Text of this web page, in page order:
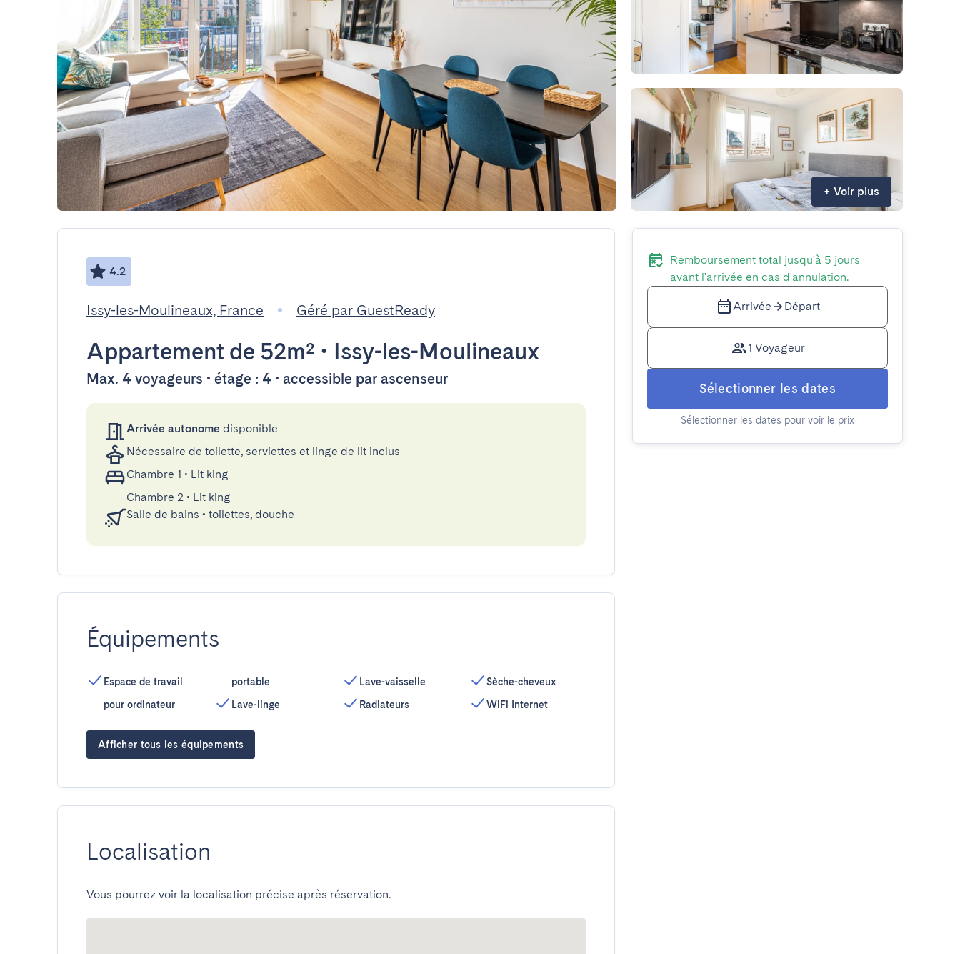
+ Voir plus
4.2
Issy-les-Moulineaux, France Géré par GuestReady
Appartement de 52m² • Issy-les-Moulineaux
Max. 4 voyageurs • étage : 4 • accessible par ascenseur
Arrivée autonome disponible
Nécessaire de toilette, serviettes et linge de lit inclus
Chambre 1 • Lit king
Chambre 2 • Lit king
Salle de bains • toilettes, douche
Équipements
Espace de travail
pour ordinateur
portable
Lave-linge
Lave-vaisselle
Radiateurs
Sèche-cheveux
WiFi Internet
Afficher tous les équipements
Localisation
Vous pourrez voir la localisation précise après réservation.
Remboursement total jusqu'à 5 jours
avant l'arrivée en cas d'annulation.
Arrivée Départ
1 Voyageur
Sélectionner les dates
Sélectionner les dates pour voir le prix